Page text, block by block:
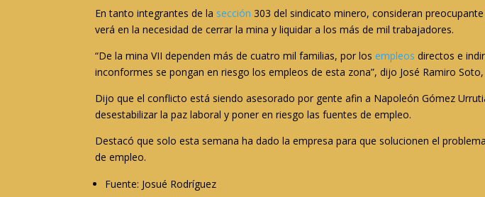
En tanto integrantes de la sección 303 del sindicato minero, consideran
verá en la necesidad de cerrar la mina y liquidar a los más de mil trabajadores.
“De la mina VII dependen más de cuatro mil familias, por los empleos directos e
inconformes se pongan en riesgo los empleos de esta zona”, dijo José Ramiro Soto,
Dijo que el conflicto está siendo asesorado por gente afin a Napoleón Gómez
desestabilizar la paz laboral y poner en riesgo las fuentes de empleo.
Destacó que solo esta semana ha dado la empresa para que solucionen el
de empleo.
Fuente: Josué Rodríguez